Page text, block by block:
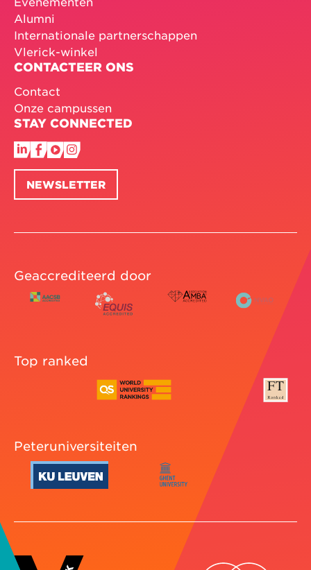
Alumni
Internationale partnerschappen
Vlerick-winkel
CONTACTEER ONS
Contact
Onze campussen
STAY CONNECTED
NEWSLETTER
Geaccrediteerd door
Top ranked
Peteruniversiteiten